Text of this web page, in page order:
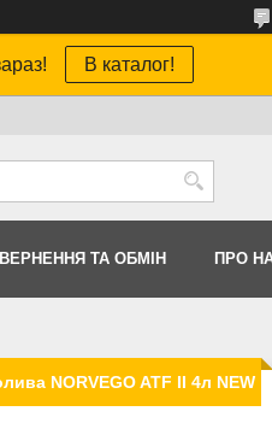
В каталог!
ТА ОБМIН ПРО
NORVEGO ATF II 4л NEW